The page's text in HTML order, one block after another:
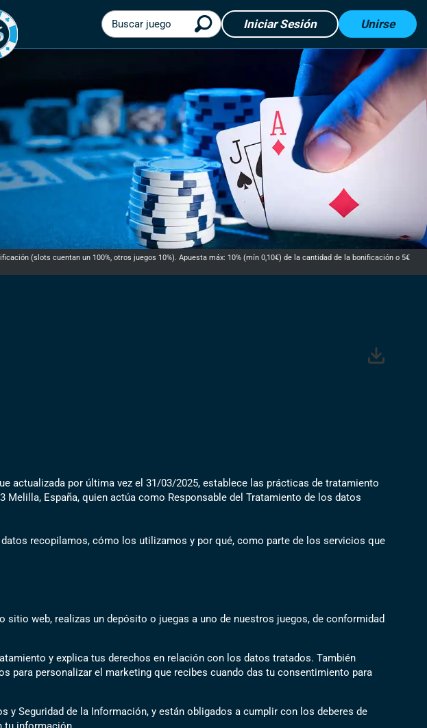
Buscar juego Iniciar Sesión Unirse
(slots cuentan un 100%, otros juegos 10%). Apuesta máx: 10% (mín 0,10€) de la cantidad de la bonificación o 5€
actualizada por última vez el 31/03/2025, establece las prácticas de tratamiento
España, quien actúa como Responsable del Tratamiento de los datos
recopilamos, cómo los utilizamos y por qué, como parte de los servicios que
web, realizas un depósito o juegas a uno de nuestros juegos, de conformidad
y explica tus derechos en relación con los datos tratados. También
personalizar el marketing que recibes cuando das tu consentimiento para
Seguridad de la Información, y están obligados a cumplir con los deberes de